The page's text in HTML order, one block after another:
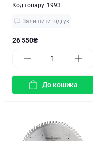
Код товару: 1993
Залишити відгук
26 550₴
До кошика